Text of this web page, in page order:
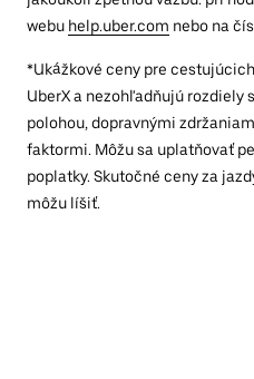
webu help.uber.com nebo na
*Ukážkové ceny pre
UberX a nezohľadňujú rozdiely
polohou, dopravnými
faktormi. Môžu sa uplatňovať
poplatky. Skutočné ceny za
môžu líšiť.